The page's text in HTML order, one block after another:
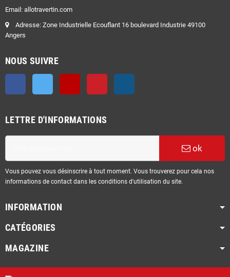
Email: allotravertin.com
Adresse: Zone Industrielle Ecouflant 16 boulevard Industrie 49100
Angers
NOUS SUIVRE
LETTRE D'INFORMATIONS
ok
Vous pouvez vous désinscrire à tout moment. Vous trouverez pour cela nos
informations de contact dans les conditions d'utilisation du site.
INFORMATION
CATÉGORIES
MAGAZINE